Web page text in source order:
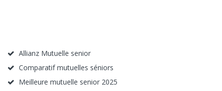
Allianz Mutuelle senior
Comparatif mutuelles séniors
Meilleure mutuelle senior 2025